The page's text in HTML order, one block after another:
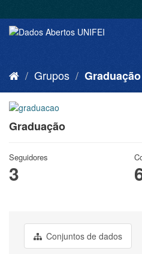
Grupos Graduação
Graduação
Seguidores
3
Conjuntos de dados